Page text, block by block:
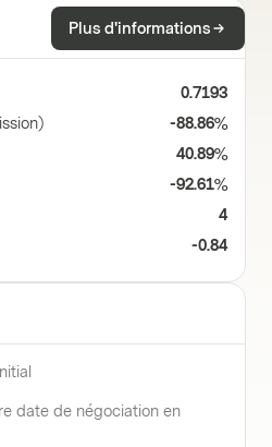
Plus d'informations
0.7193
-88.86%
40.89%
-92.61%
4
-0.84
date de négociation en